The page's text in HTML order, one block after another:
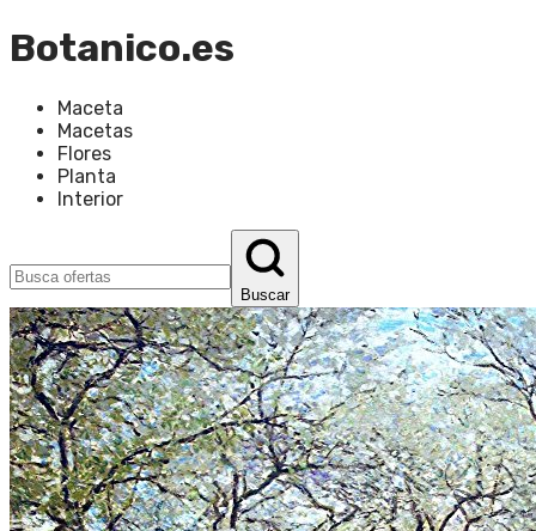
Botanico.es
Maceta
Macetas
Flores
Planta
Interior
Buscar